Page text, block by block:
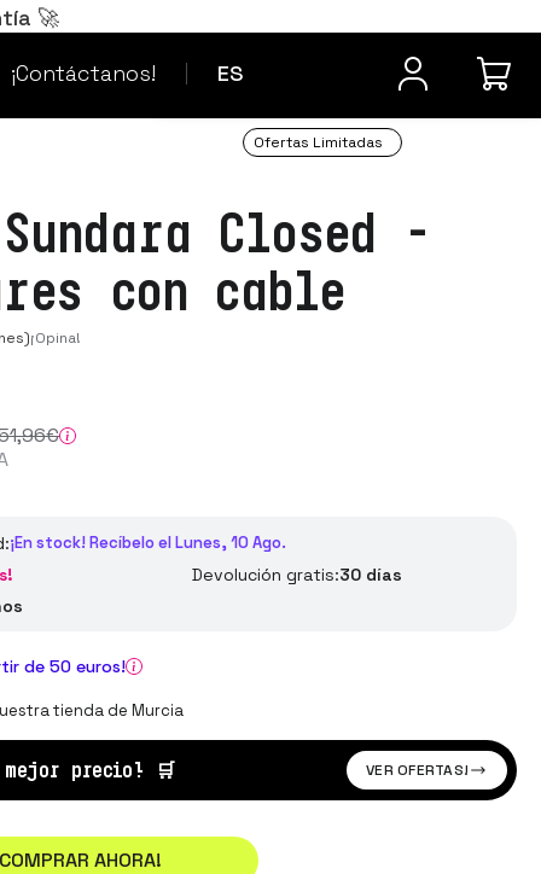
🚀
ES
¡Contáctanos!
¿Dudas? Contacta
Ofertas Limitadas
Sundara Closed -
con cable
¡Opina!
,96€
¡En stock! Recíbelo el Lunes, 10 Ago.
Devolución gratis:30 días
de 50 euros!
tienda de Murcia
precio! 🛒 VER OFERTAS!
AHORA!